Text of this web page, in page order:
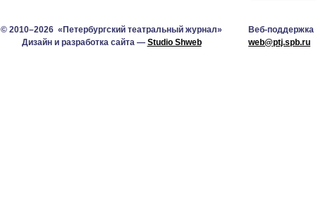
© 2010–2026 «Петербургский театральный журнал»
Дизайн и разработка сайта — Studio Shweb
Веб-поддержка
web@ptj.spb.ru